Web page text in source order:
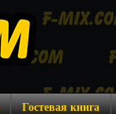
Гостевая книга